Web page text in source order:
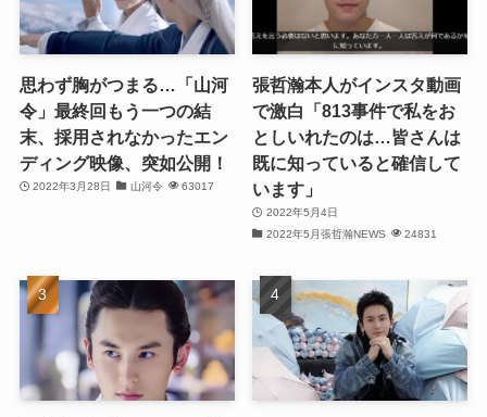
(23)
(31)
(29)
思わず胸がつまる…「山河
令」最終回もう一つの結
末、採用されなかったエン
ディング映像、突如公開！
2022年3月28日 山河令 63017
張哲瀚本人がインスタ動画
で激白「813事件で私をお
としいれたのは…皆さんは
既に知っていると確信して
います」
2022年5月4日
2022年5月張哲瀚NEWS
24831